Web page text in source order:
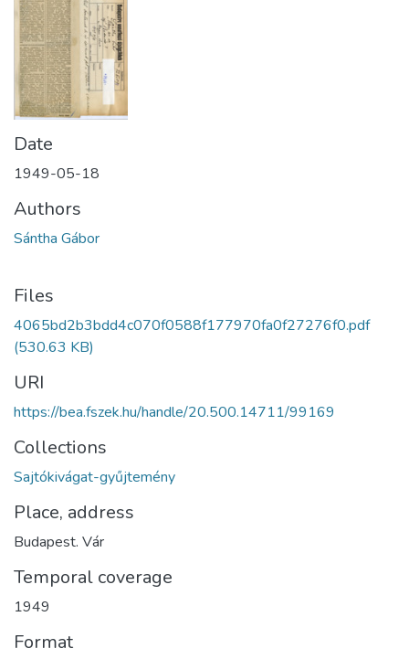
Date
1949-05-18
Authors
Sántha Gábor
Files
4065bd2b3bdd4c070f0588f177970fa0f27276f0.pdf
(530.63 KB)
URI
https://bea.fszek.hu/handle/20.500.14711/99169
Collections
Sajtókivágat-gyűjtemény
Place, address
Budapest. Vár
Temporal coverage
1949
Format